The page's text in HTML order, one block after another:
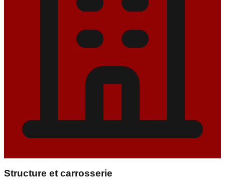
Structure et carrosserie